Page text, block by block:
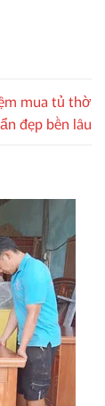
mua tủ thờ
đẹp bền lâu